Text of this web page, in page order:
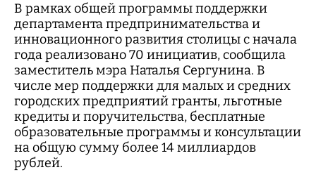
В рамках общей программы поддержки
департамента предпринимательства и
инновационного развития столицы с начала
года реализовано 70 инициатив, сообщила
заместитель мэра Наталья Сергунина. В
числе мер поддержки для малых и средних
городских предприятий гранты, льготные
кредиты и поручительства, бесплатные
образовательные программы и консультации
на общую сумму более 14 миллиардов
рублей.